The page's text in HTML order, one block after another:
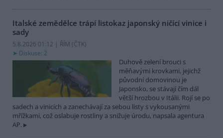
Italské zemědělce trápí listokaz japonský ničící vinice i
sady
5.8.2026 01:12 | ŘÍM (ČTK)
Diskuse: 2
Duhově zelení brouci s
měňavými krovkami, jejichž
původní domovinou je
Japonsko, se stávají čím dál
větší hrozbou v Itálii. Rojí se po
sadech a vinicích a zanechávají za sebou listy s vykousanými
mřížkami, což oslabuje rostliny a snižuje úrodu, napsala agentura
AP.